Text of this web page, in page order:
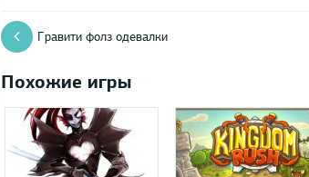
Гравити фолз одевалки
Похожие игры